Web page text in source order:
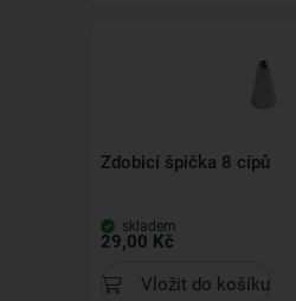
Zdobicí špička 8 cípů
skladem
29,00 Kč
Vložit do košíku